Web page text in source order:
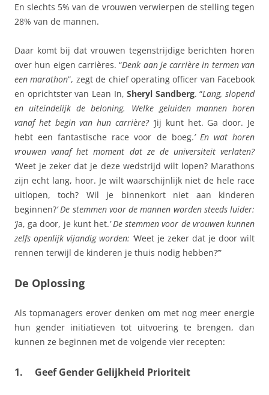
En slechts 5% van de vrouwen verwierpen de stelling tegen
28% van de mannen.
Daar komt bij dat vrouwen tegenstrijdige berichten horen
over hun eigen carrières. “Denk aan je carrière in termen van
een marathon”, zegt de chief operating officer van Facebook
en oprichtster van Lean In,Sheryl Sandberg. “Lang, slopend
en uiteindelijk de beloning. Welke geluiden mannen horen
vanaf het begin van hun carrière? ‘Jij kunt het. Ga door. Je
hebt een fantastische race voor de boeg.’ En wat horen
vrouwen vanaf het moment dat ze de universiteit verlaten?
‘Weet je zeker dat je deze wedstrijd wilt lopen? Marathons
zijn echt lang, hoor. Je wilt waarschijnlijk niet de hele race
uitlopen, toch? Wil je binnenkort niet aan kinderen
beginnen?’ De stemmen voor de mannen worden steeds luider:
‘Ja, ga door, je kunt het.’ De stemmen voor de vrouwen kunnen
zelfs openlijk vijandig worden: ‘Weet je zeker dat je door wilt
rennen terwijl de kinderen je thuis nodig hebben?’”
De Oplossing
Als topmanagers erover denken om met nog meer energie
hun gender initiatieven tot uitvoering te brengen, dan
kunnen ze beginnen met de volgende vier recepten:
1. Geef Gender Gelijkheid Prioriteit